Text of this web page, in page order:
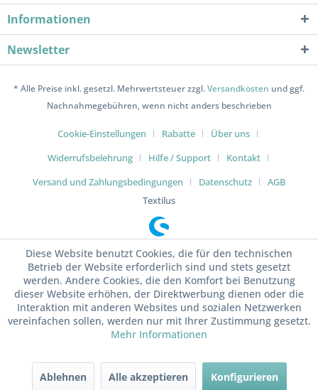
Informationen
Newsletter
* Alle Preise inkl. gesetzl. Mehrwertsteuer zzgl.Versandkosten und ggf.
Nachnahmegebühren, wenn nicht anders beschrieben
Cookie-Einstellungen Rabatte
Über uns
Widerrufsbelehrung
Hilfe / Support
Kontakt
Versand und Zahlungsbedingungen
Datenschutz
AGB
Textilus
Diese Website benutzt Cookies, die für den technischen
Betrieb der Website erforderlich sind und stets gesetzt
werden. Andere Cookies, die den Komfort bei Benutzung
dieser Website erhöhen, der Direktwerbung dienen oder die
Interaktion mit anderen Websites und sozialen Netzwerken
vereinfachen sollen, werden nur mit Ihrer Zustimmung gesetzt.
Mehr Informationen
Ablehnen Alle akzeptieren Konfigurieren